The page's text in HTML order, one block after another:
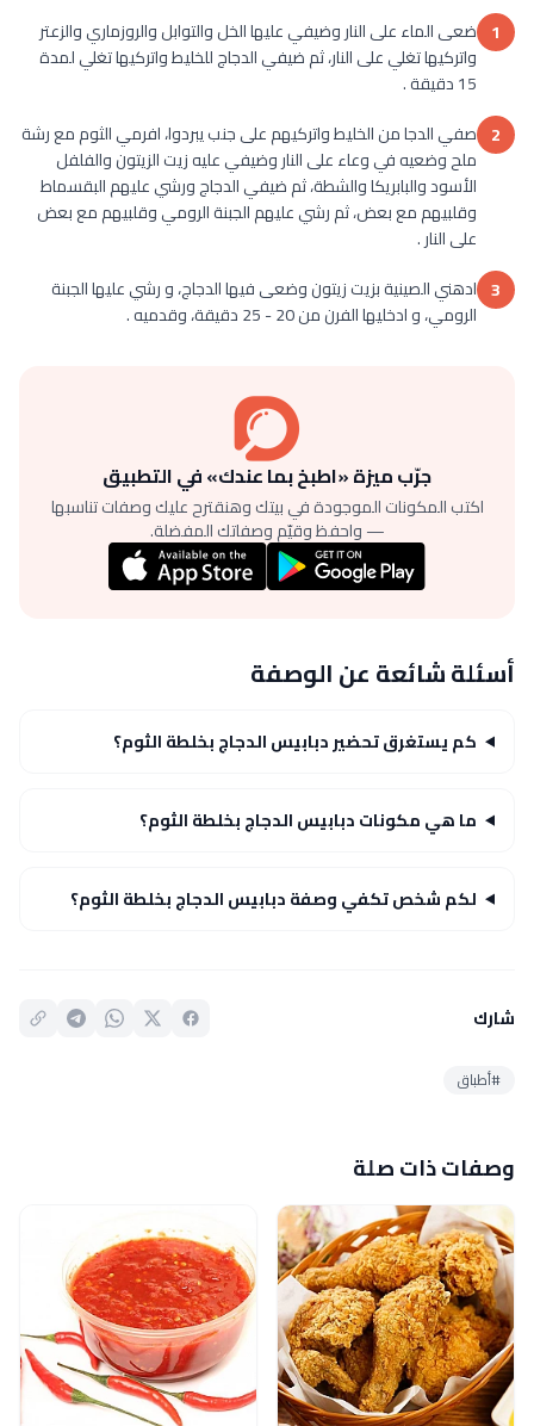
1 ضعى الماء على النار وضيفي عليها الخل والتوابل والروزماري والزعتر
واتركيها تغلي على النار، ثم ضيفي الدجاج للخليط واتركيها تغلي لمدة
15 دقيقة .
2 صفي الدجا من الخليط واتركيهم على جنب يبردوا، افرمي الثوم مع رشة
ملح وضعيه في وعاء على النار وضيفي عليه زيت الزيتون والفلفل
الأسود والبابريكا والشطة، ثم ضيفي الدجاج ورشي عليهم البقسماط
وقلبيهم مع بعض، ثم رشي عليهم الجبنة الرومي وقلبيهم مع بعض
على النار .
3 ادهني الصينية بزيت زيتون وضعى فيها الدجاج، و رشي عليها الجبنة
الرومي، و ادخليها الفرن من 20 - 25 دقيقة، وقدميه .
جرّب ميزة «اطبخ بما عندك» في التطبيق
اكتب المكونات الموجودة في بيتك وهنقترح عليك وصفات تناسبها
— واحفظ وقيّم وصفاتك المفضلة.
أسئلة شائعة عن الوصفة
كم يستغرق تحضير دبابيس الدجاج بخلطة الثوم؟
ما هي مكونات دبابيس الدجاج بخلطة الثوم؟
لكم شخص تكفي وصفة دبابيس الدجاج بخلطة الثوم؟
شارك
#أطباق
وصفات ذات صلة